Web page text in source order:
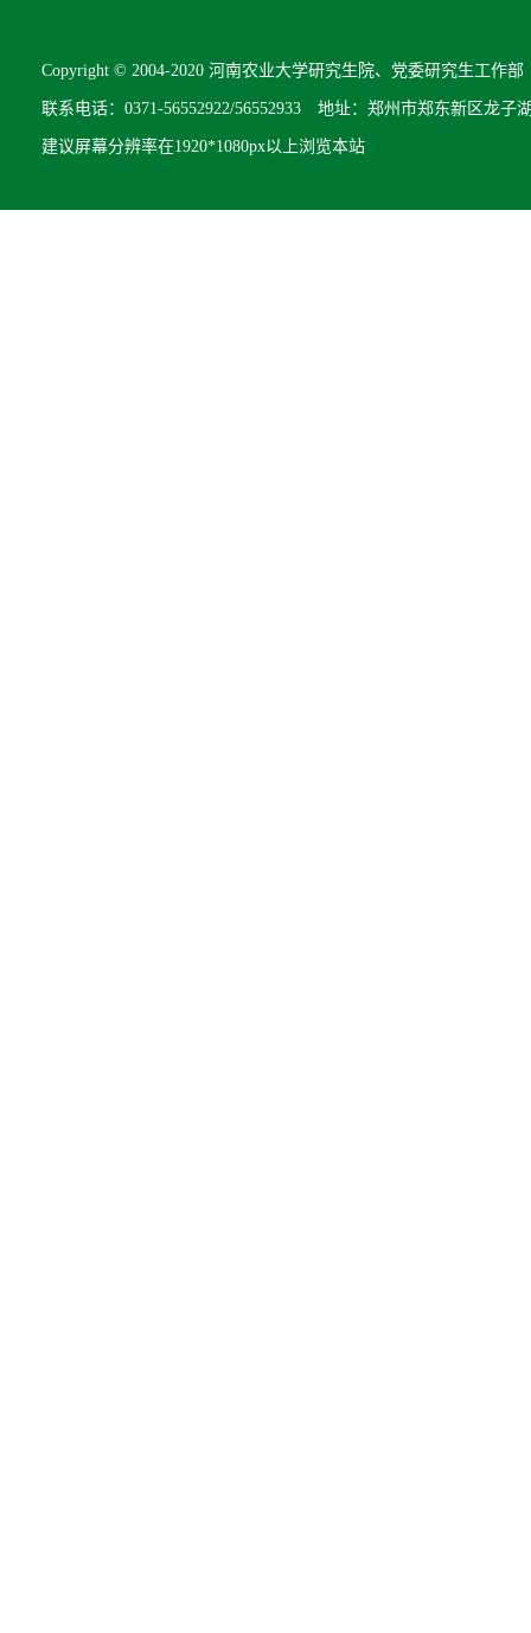
Copyright © 2004-2020 河南农业大学研究生院、党委研究生工作
联系电话：0371-56552922/56552933 地址：郑州市郑东新区龙子
建议屏幕分辨率在1920*1080px以上浏览本站